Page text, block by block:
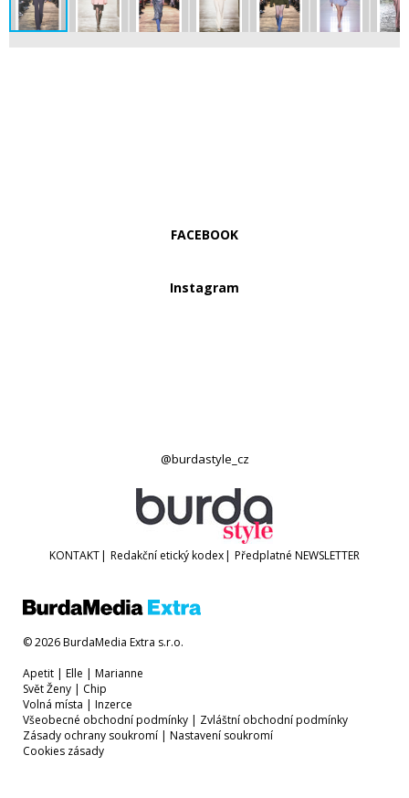
FACEBOOK
Instagram
@burdastyle_cz
KONTAKT| Redakční etický kodex| Předplatné NEWSLETTER
© 2026 BurdaMedia Extra s.r.o.
Apetit | Elle | Marianne
Svět Ženy | Chip
Volná místa | Inzerce
Všeobecné obchodní podmínky | Zvláštní obchodní podmínky
Zásady ochrany soukromí | Nastavení soukromí
Cookies zásady